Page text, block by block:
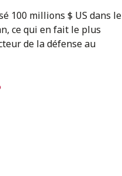
100 millions $ US dans le
ce qui en fait le plus
de la défense au